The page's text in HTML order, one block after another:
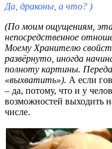
Да, драконы, а что? )
(По моим ощущениям,
непосредственное
Моему Хранителю
развёрнуто, иногда
полноту картины.
«выхватить»). А если
– да, потому, что и у
возможностей выходить
числе.